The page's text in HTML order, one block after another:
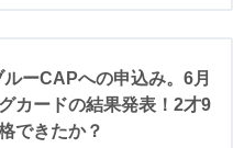
ーCAPへの申込み。6月
カードの結果発表！2才9
できたか？